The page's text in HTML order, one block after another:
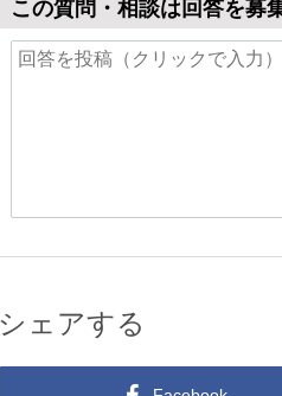
この質問・相談は回答を募
シェアする